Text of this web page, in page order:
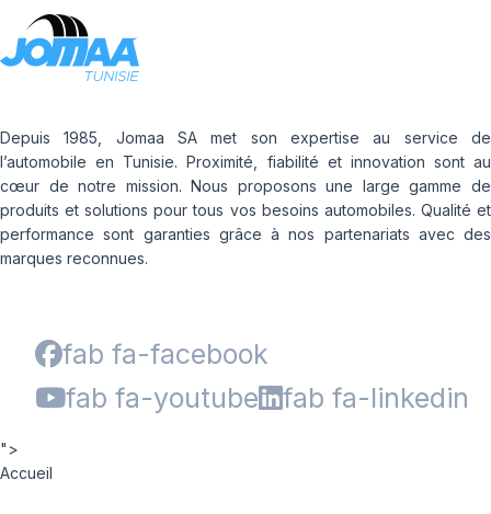
Depuis 1985, Jomaa SA met son expertise au service de
l’automobile en Tunisie. Proximité, fiabilité et innovation sont au
cœur de notre mission. Nous proposons une large gamme de
produits et solutions pour tous vos besoins automobiles. Qualité et
performance sont garanties grâce à nos partenariats avec des
marques reconnues.
fab fa-facebook
fab fa-youtube
fab fa-linkedin
">
Accueil